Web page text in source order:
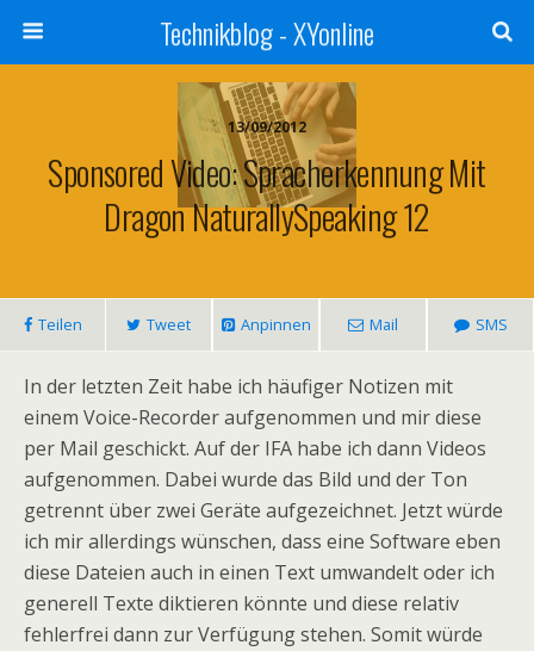
Technikblog - XYonline
13/09/2012
Sponsored Video: Spracherkennung Mit
Dragon NaturallySpeaking 12
Teilen Tweet Anpinnen Mail SMS
In der letzten Zeit habe ich häufiger Notizen mit
einem Voice-Recorder aufgenommen und mir diese
per Mail geschickt. Auf der IFA habe ich dann Videos
aufgenommen. Dabei wurde das Bild und der Ton
getrennt über zwei Geräte aufgezeichnet. Jetzt würde
ich mir allerdings wünschen, dass eine Software eben
diese Dateien auch in einen Text umwandelt oder ich
generell Texte diktieren könnte und diese relativ
fehlerfrei dann zur Verfügung stehen. Somit würde